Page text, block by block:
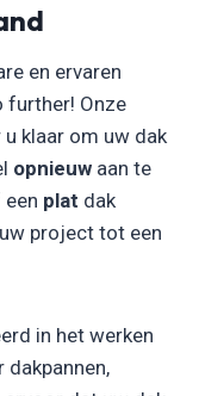
en ervaren
further! Onze
klaar om uw dak
opnieuw aan te
plat dak
project tot een
in het werken